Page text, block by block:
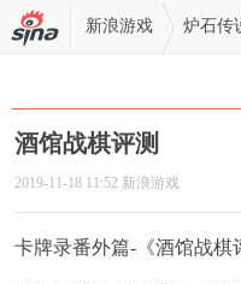
新浪游戏 炉石传
酒馆战棋评测
2019-11-18 11:52 新浪游戏
卡牌录番外篇-《酒馆战